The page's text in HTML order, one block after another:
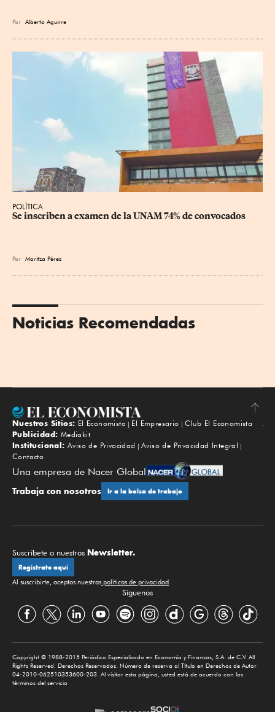
Por Alberto Aguirre
POLÍTICA
Se inscriben a examen de la UNAM 74% de convocados
Por Maritza Pérez
Noticias Recomendadas
Subir
Nuestros Sitios: El Economista El Empresario
Club El Economista
Publicidad: Mediakit
Institucional: Aviso de Privacidad
Aviso de Privacidad Integral
Contacto
Una empresa de Nacer Global
Trabaja con nosotros Ir a la bolsa de trabajo
Suscríbete a nuestros Newsletter.
Regístrate aquí
Al suscribirte, aceptas nuestras políticas de privacidad
Síguenos
Copyright © 1988-2015 Periódico Especializado en Economía y Finanzas, S.A. de C.V. All
Rights Reserved. Derechos Reservados. Número de reserva al Título en Derechos de Autor
04-2010-062510353600-203. Al visitar esta página, usted está de acuerdo con los
términos del servicio